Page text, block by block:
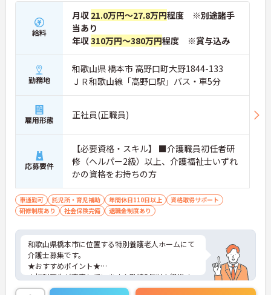
給料
月収 21.0万円～27.8万円程度 ※別途諸手
当あり
年収310万円～380万円程度 ※賞与込み
勤務地
和歌山県 橋本市 高野口町大野1844-133
ＪＲ和歌山線「高野口駅」バス・車5分
雇用形態 正社員(正職員)
応募要件
【必要資格・スキル】 ■介護職員初任者研
修（ヘルパー2級）以上、介護福祉士いずれ
かの資格をお持ちの方
車通勤可 託児所・育児補助 年間休日110日以上
資格取得サポート
研修制度あり
社会保険完備 退職金制度あり
和歌山県橋本市に位置する特別養護老人ホームにて
介護士募集です。
★おすすめポイント★
★福利厚生が充実しています！勤続5年以上経過す
ると、処遇改善手当や特定手当も上がります！